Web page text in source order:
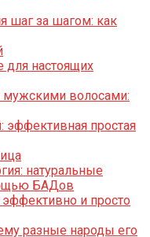
шаг за шагом: как
для настоящих
мужскими волосами:
эффективная простая
натуральные
БАДов
эффективно и просто
разные народы его